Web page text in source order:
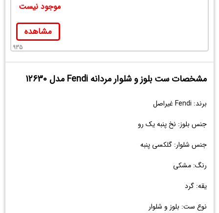
موجود نیست
مشاهده
935
مشخصات ست بلوز و شلوار مردانه Fendi مدل 12630
برند: Fendi غیراصل
جنس بلوز: نخ پنبه یک رو
جنس شلوار: گلکسی پنبه
رنگ: مشکی
یقه: گرد
نوع ست: بلوز و شلوار